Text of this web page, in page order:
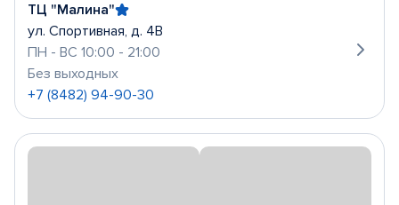
ТЦ "Малина"
ул. Спортивная, д. 4В
ПН - ВС 10:00 - 21:00
Без выходных
+7 (8482) 94-90-30